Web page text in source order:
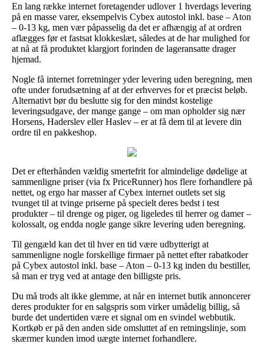
En lang række internet foretagender udlover 1 hverdags levering
på en masse varer, eksempelvis Cybex autostol inkl. base – Aton
– 0-13 kg, men vær påpasselig da det er afhængig af at ordren
aflægges før et fastsat klokkeslæt, således at de har mulighed for
at nå at få produktet klargjort forinden de lageransatte drager
hjemad.
Nogle få internet forretninger yder levering uden beregning, men
ofte under forudsætning af at der erhverves for et præcist beløb.
Alternativt bør du beslutte sig for den mindst kostelige
leveringsudgave, der mange gange – om man opholder sig nær
Horsens, Haderslev eller Haslev – er at få dem til at levere din
ordre til en pakkeshop.
Det er efterhånden vældig smertefrit for almindelige dødelige at
sammenligne priser (via fx PriceRunner) hos flere forhandlere på
nettet, og ergo har masser af Cybex internet outlets set sig
tvunget til at tvinge priserne på specielt deres bedst i test
produkter – til drenge og piger, og ligeledes til herrer og damer –
kolossalt, og endda nogle gange sikre levering uden beregning.
Til gengæld kan det til hver en tid være udbytterigt at
sammenligne nogle forskellige firmaer på nettet efter rabatkoder
på Cybex autostol inkl. base – Aton – 0-13 kg inden du bestiller,
så man er tryg ved at antage den billigste pris.
Du må trods alt ikke glemme, at når en internet butik annoncerer
deres produkter for en salgspris som virker umådelig billig, så
burde det undertiden være et signal om en svindel webbutik.
Kortkøb er på den anden side omsluttet af en retningslinje, som
skærmer kunden imod uægte internet forhandlere.